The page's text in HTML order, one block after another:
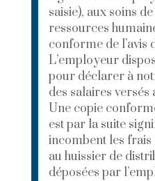
saisie), aux soins
ressources
conforme de l’avis
L’employeur
pour déclarer à
des salaires
Une copie
est par la suite
incombent les frais
au huissier de
déposées par